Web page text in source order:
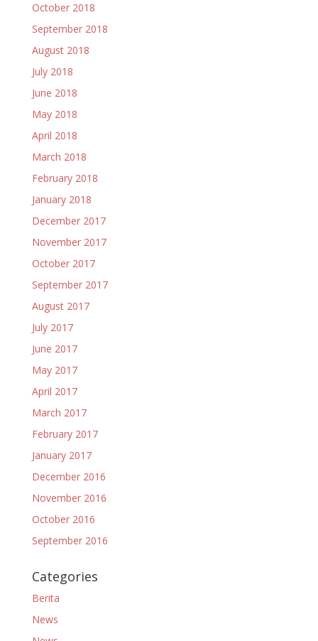
October 2018
September 2018
August 2018
July 2018
June 2018
May 2018
April 2018
March 2018
February 2018
January 2018
December 2017
November 2017
October 2017
September 2017
August 2017
July 2017
June 2017
May 2017
April 2017
March 2017
February 2017
January 2017
December 2016
November 2016
October 2016
September 2016
Categories
Berita
News